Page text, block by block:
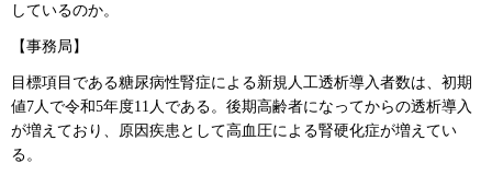
しているのか。
【事務局】
目標項目である糖尿病性腎症による新規人工透析導入者数は、初期
値7人で令和5年度11人である。後期高齢者になってからの透析導入
が増えており、原因疾患として高血圧による腎硬化症が増えてい
る。